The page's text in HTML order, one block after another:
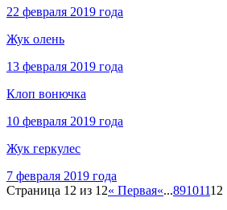
22 февраля 2019 года
Жук олень
13 февраля 2019 года
Клоп вонючка
10 февраля 2019 года
Жук геркулес
7 февраля 2019 года
Страница 12 из 12« Первая«...89101112